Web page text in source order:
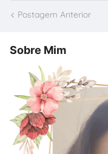
Postagem Anterior
Sobre Mim